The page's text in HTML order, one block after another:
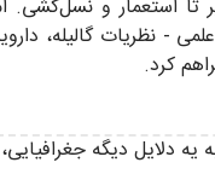
تا استعمار و
- نظریات گالیله،
کرد.
دلایل دیگه